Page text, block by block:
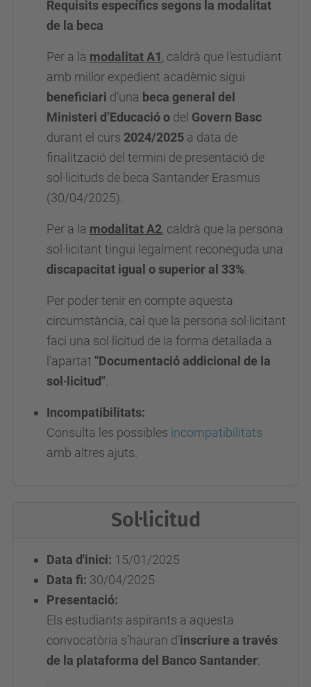
Requisits específics segons la modalitat
de la beca
Per a la modalitat A1, caldrà que l’estudiant
amb millor expedient acadèmic sigui
beneficiari d’una beca general del
Ministeri d’Educació o del Govern Basc
durant el curs 2024/2025 a data de
finalització del termini de presentació de
sol·licituds de beca Santander Erasmus
(30/04/2025).
Per a la modalitat A2, caldrà que la persona
sol·licitant tingui legalment reconeguda una
discapacitat igual o superior al 33%
Per poder tenir en compte aquesta
circumstància, cal que la persona sol·licitant
faci una sol·licitud de la forma detallada a
l'apartat "Documentació addicional de la
sol·licitud"
Incompatibilitats:
Consulta les possibles incompatibilitats
amb altres ajuts.
Sol·licitud
Data d'inici: 15/01/2025
Data fi: 30/04/2025
Presentació:
Els estudiants aspirants a aquesta
convocatòria s’hauran d’inscriure a través
de la plataforma del Banco Santander: